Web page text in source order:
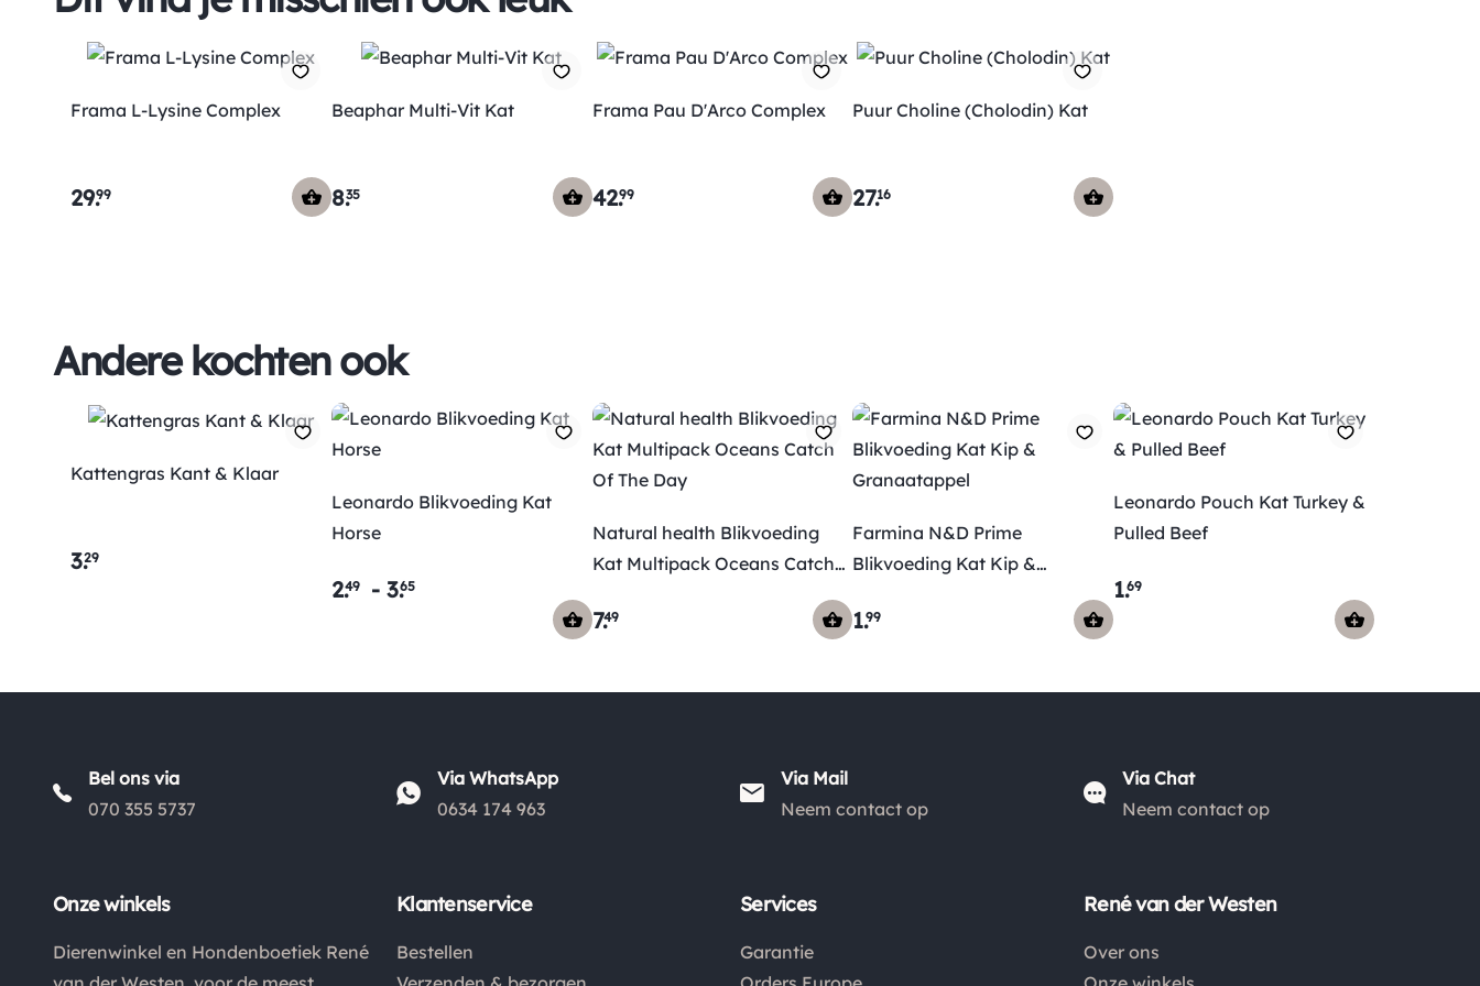
Verzending
De verzendkosten naar België en de rest van
Europa wijken af van de verzendkosten binnen
België €6,95 en boven de €50,00 zijn de
verzendkosten €3,95. De pakketten naar België
worden aangetekend en verzekerd verstuurd. Voor
de verzendkosten buiten Nederland en België
verwijzen wij je graag door naar "
Orders Europe
Kies je voor afhalen bij een pakketpunt maar wordt
dagen. De retourkosten bedragen € 6.75 en zijn voor
Frama L-Lysine Complex
29.99
Beaphar Multi-Vit Kat
8.35
Frama Pau D'Arco Complex
42.99
Puur Choline (Cholodin) Kat
27.16
Andere kochten ook
Kattengras Kant & Klaar
3.29
Leonardo Blikvoeding Kat
Horse
2.49 - 3.65
Natural health Blikvoeding
Kat Multipack Oceans Catch
7.49
Farmina N&D Prime
Blikvoeding Kat Kip &
1.99
Leonardo Pouch Kat Turkey &
Pulled Beef
1.69
Bel ons via
070 355 5737
Via WhatsApp
0634 174 963
Via Mail
Neem contact op
Via Chat
Neem contact op
Onze winkels
Dierenwinkel en Hondenboetiek René
Klantenservice
Bestellen
Services
Garantie
René van der Westen
Over ons